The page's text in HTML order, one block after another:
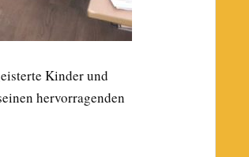
Kinder und
hervorragenden